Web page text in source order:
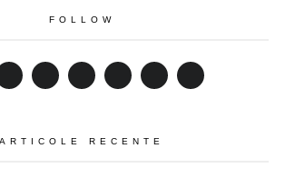
FOLLOW
ARTICOLE RECENTE